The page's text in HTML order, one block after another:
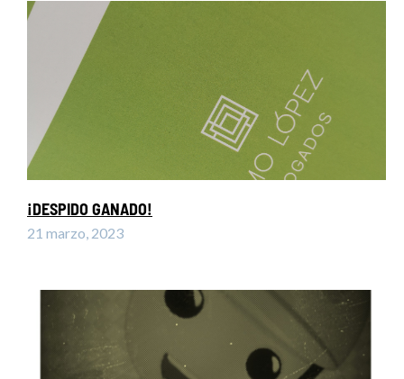
¡DESPIDO GANADO!
21 marzo, 2023